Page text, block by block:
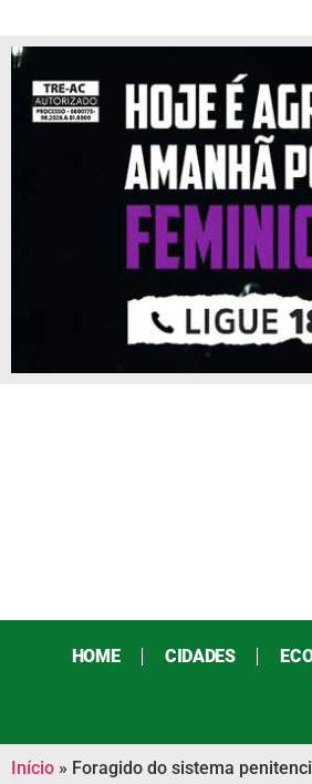
HOME CIDADES
Início » Foragido do sistema